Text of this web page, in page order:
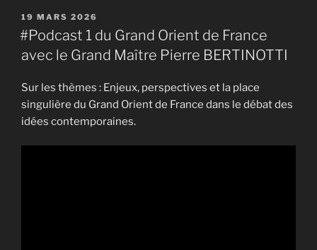
PUBLIÉ
LE
19 MARS 2026
#Podcast 1 du Grand Orient de France
avec le Grand Maître Pierre BERTINOTTI
Sur les thèmes : Enjeux, perspectives et la place
singulière du Grand Orient de France dans le débat des
idées contemporaines.